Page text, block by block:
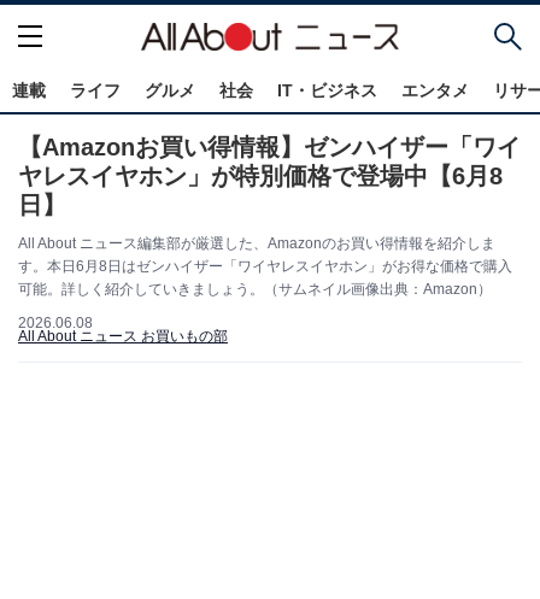
連載 ライフ グルメ 社会 IT・ビジネス エンタメ リサ
【Amazonお買い得情報】ゼンハイザー「ワイ
ヤレスイヤホン」が特別価格で登場中【6月8
日】
All About ニュース編集部が厳選した、Amazonのお買い得情報を紹介しま
す。本日6月8日はゼンハイザー「ワイヤレスイヤホン」がお得な価格で購入
可能。詳しく紹介していきましょう。（サムネイル画像出典：Amazon）
2026.06.08
All About ニュース お買いもの部